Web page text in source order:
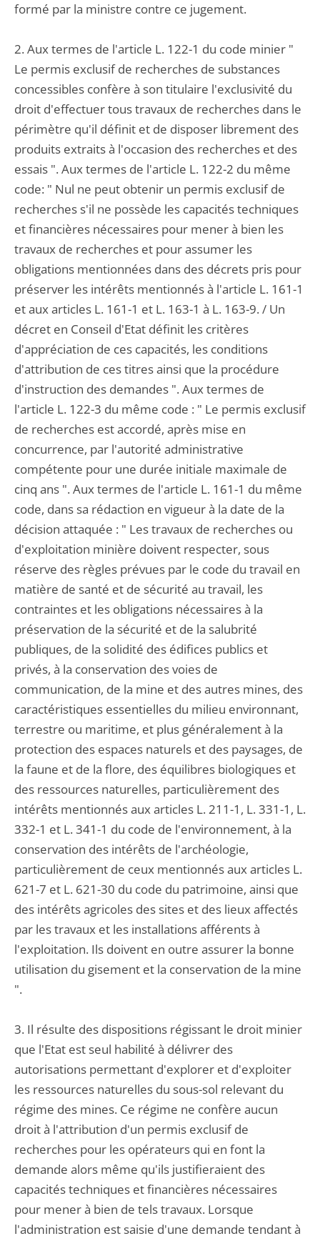
formé par la ministre contre ce jugement.
2. Aux termes de l'article L. 122-1 du code minier "
Le permis exclusif de recherches de substances
concessibles confère à son titulaire l'exclusivité du
droit d'effectuer tous travaux de recherches dans le
périmètre qu'il définit et de disposer librement des
produits extraits à l'occasion des recherches et des
essais ". Aux termes de l'article L. 122-2 du même
code: " Nul ne peut obtenir un permis exclusif de
recherches s'il ne possède les capacités techniques
et financières nécessaires pour mener à bien les
travaux de recherches et pour assumer les
obligations mentionnées dans des décrets pris pour
préserver les intérêts mentionnés à l'article L. 161-1
et aux articles L. 161-1 et L. 163-1 à L. 163-9. / Un
décret en Conseil d'Etat définit les critères
d'appréciation de ces capacités, les conditions
d'attribution de ces titres ainsi que la procédure
d'instruction des demandes ". Aux termes de
l'article L. 122-3 du même code : " Le permis exclusif
de recherches est accordé, après mise en
concurrence, par l'autorité administrative
compétente pour une durée initiale maximale de
cinq ans ". Aux termes de l'article L. 161-1 du même
code, dans sa rédaction en vigueur à la date de la
décision attaquée : " Les travaux de recherches ou
d'exploitation minière doivent respecter, sous
réserve des règles prévues par le code du travail en
matière de santé et de sécurité au travail, les
contraintes et les obligations nécessaires à la
préservation de la sécurité et de la salubrité
publiques, de la solidité des édifices publics et
privés, à la conservation des voies de
communication, de la mine et des autres mines, des
caractéristiques essentielles du milieu environnant,
terrestre ou maritime, et plus généralement à la
protection des espaces naturels et des paysages, de
la faune et de la flore, des équilibres biologiques et
des ressources naturelles, particulièrement des
intérêts mentionnés aux articles L. 211-1, L. 331-1, L.
332-1 et L. 341-1 du code de l'environnement, à la
conservation des intérêts de l'archéologie,
particulièrement de ceux mentionnés aux articles L.
621-7 et L. 621-30 du code du patrimoine, ainsi que
des intérêts agricoles des sites et des lieux affectés
par les travaux et les installations afférents à
l'exploitation. Ils doivent en outre assurer la bonne
utilisation du gisement et la conservation de la mine
".
3. Il résulte des dispositions régissant le droit minier
que l'Etat est seul habilité à délivrer des
autorisations permettant d'explorer et d'exploiter
les ressources naturelles du sous-sol relevant du
régime des mines. Ce régime ne confère aucun
droit à l'attribution d'un permis exclusif de
recherches pour les opérateurs qui en font la
demande alors même qu'ils justifieraient des
capacités techniques et financières nécessaires
pour mener à bien de tels travaux. Lorsque
l'administration est saisie d'une demande tendant à